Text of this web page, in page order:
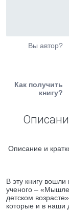
Вы автор?
Как получить
книгу?
Описание и
В эту книгу
ученого –
детском
которые и в наши